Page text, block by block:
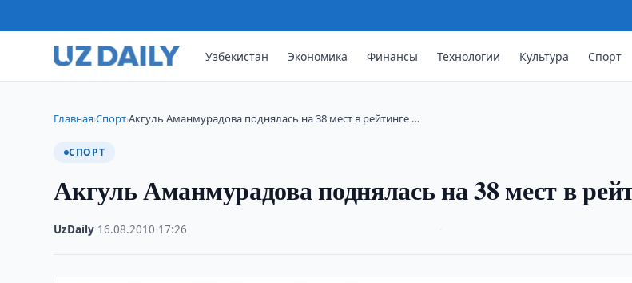
Узбекистан Экономика Финансы Технологии Культура Спорт
Главная›Спорт›Акгуль Аманмурадова поднялась на 38 мест в рейтинге …
СПОРТ
Акгуль Аманмурадова поднялась на 38 мест в
UzDaily 16.08.2010 17:26